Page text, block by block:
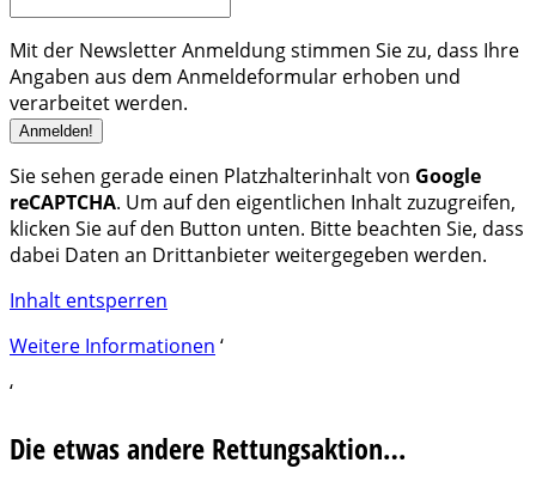
Mit der Newsletter Anmeldung stimmen Sie zu, dass Ihre
Angaben aus dem Anmeldeformular erhoben und
verarbeitet werden.
Sie sehen gerade einen Platzhalterinhalt von Google
reCAPTCHA. Um auf den eigentlichen Inhalt zuzugreifen,
klicken Sie auf den Button unten. Bitte beachten Sie, dass
dabei Daten an Drittanbieter weitergegeben werden.
Inhalt entsperren
Weitere Informationen ‘
‘
Die etwas andere Rettungsaktion…